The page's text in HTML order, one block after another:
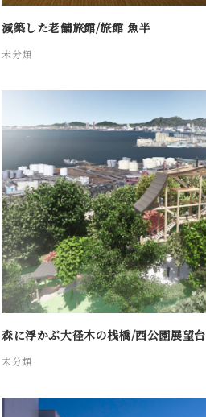
減築した老舗旅館/旅館 魚半
未分類
森に浮かぶ大径木の桟橋/西公園展望台
未分類